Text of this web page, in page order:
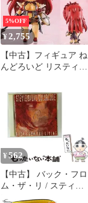
COSTIN 日本ケミコス
リビック RIBIC エレガ
ン トニックシャンプー
リニューアル
5%OFF
¥2,755
【中古】フィギュア ね
んどろいど リスティ
¥ 562
【中古】 バック・フロ
ム・ザ・リ / スティー
ヴィー・サラス・カラ